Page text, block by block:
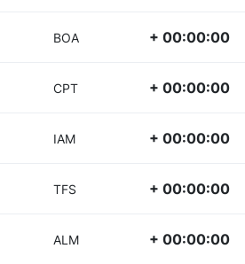
BOA + 00:00:00
CPT + 00:00:00
IAM + 00:00:00
TFS + 00:00:00
ALM + 00:00:00